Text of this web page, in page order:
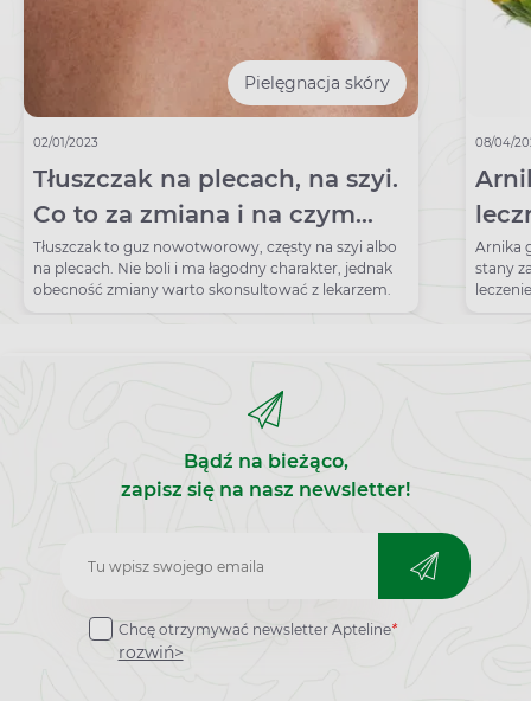
Pielęgnacja skóry
02/01/2023
Tłuszczak na plecach, na szyi.
Co to za zmiana i na czym
polega usuwanie tłuszczaka?
Tłuszczak to guz nowotworowy, częsty na szyi albo
na plecach. Nie boli i ma łagodny charakter, jednak
obecność zmiany warto skonsultować z lekarzem.
08/04/
Arnika
stany
Bądź na bieżąco,
zapisz się na nasz newsletter!
Zapisz
do
newslettera
Chcę otrzymywać newsletter Apteline*
rozwiń>